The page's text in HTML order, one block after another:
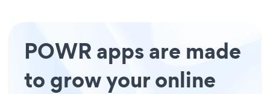
POWR apps are made
to grow your online